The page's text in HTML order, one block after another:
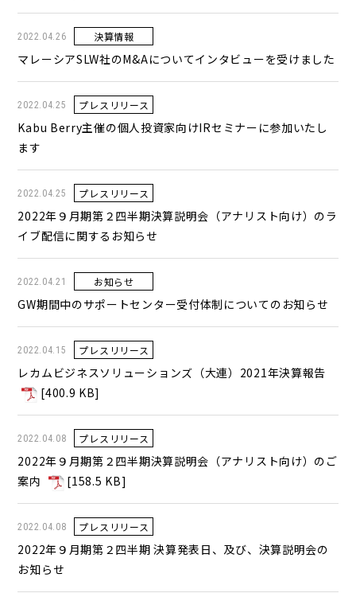
2022.04.26 決算情報
マレーシアSLW社のM&Aについてインタビューを受けました
2022.04.25 プレスリリース
Kabu Berry主催の個人投資家向けIRセミナーに参加いたし
ます
2022.04.25 プレスリリース
2022年９月期第２四半期決算説明会（アナリスト向け）のラ
イブ配信に関するお知らせ
2022.04.21 お知らせ
GW期間中のサポートセンター受付体制についてのお知らせ
2022.04.15 プレスリリース
レカムビジネスソリューションズ（大連）2021年決算報告
[400.9 KB]
2022.04.08 プレスリリース
2022年９月期第２四半期決算説明会（アナリスト向け）のご
案内
[158.5 KB]
2022.04.08 プレスリリース
2022年９月期第２四半期 決算発表日、及び、決算説明会の
お知らせ